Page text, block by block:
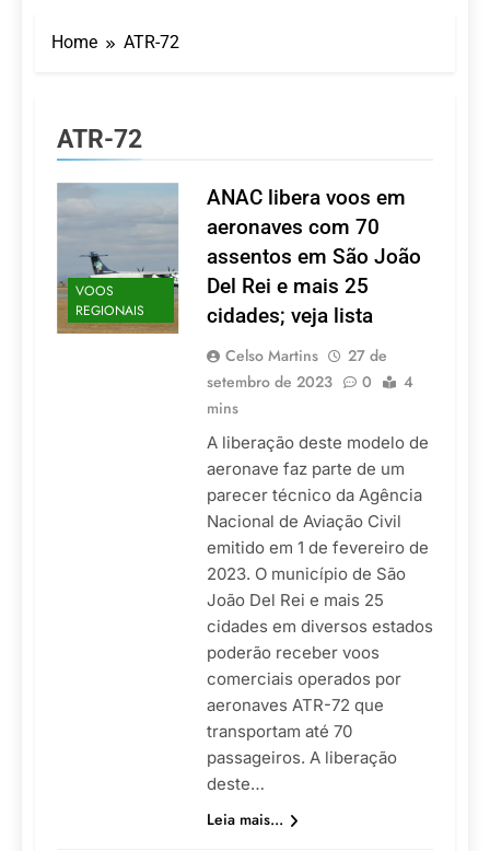
Salto Caveiras atrai
novos investimentos e
fortalece infraestrutura
5 De Agosto De 2026
Toda a Europa em Um
Atrações do Parque
Mini-Europe
4 De Agosto De 2026
Por Dentro do Atomium:
História, Ciência e a
Bruxelas
Home ATR-72
ATR-72
VOOS
REGIONAIS
ANAC libera voos em
aeronaves com 70
assentos em São João
Del Rei e mais 25
cidades; veja lista
Celso Martins
27 de
setembro de 2023
0
4
mins
A liberação deste modelo de
aeronave faz parte de um
parecer técnico da Agência
Nacional de Aviação Civil
emitido em 1 de fevereiro de
2023. O município de São
João Del Rei e mais 25
cidades em diversos estados
poderão receber voos
comerciais operados por
aeronaves ATR-72 que
transportam até 70
passageiros. A liberação
deste…
Leia mais...